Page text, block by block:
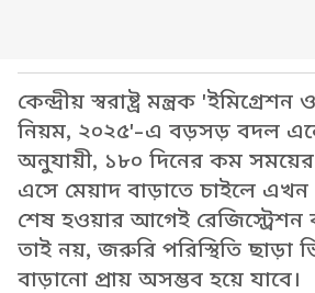
কেন্দ্রীয় স্বরাষ্ট্র মন্ত্রক 'ইমিগ্রেশন
নিয়ম, ২০২৫'-এ বড়সড় বদল
অনুযায়ী, ১৮০ দিনের কম
এসে মেয়াদ বাড়াতে চাইলে
শেষ হওয়ার আগেই
তাই নয়, জরুরি পরিস্থিতি ছাড়া
বাড়ানো প্রায় অসম্ভব হয়ে যাবে।